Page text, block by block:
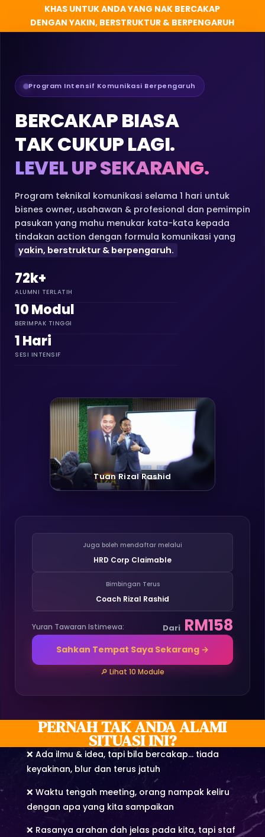
KHAS UNTUK ANDA YANG NAK BERCAKAP
DENGAN YAKIN, BERSTRUKTUR & BERPENGARUH
Program Intensif Komunikasi Berpengaruh
BERCAKAP BIASA
TAK CUKUP LAGI.
LEVEL UP SEKARANG.
Program teknikal komunikasi selama 1 hari untuk
bisnes owner, usahawan & profesional dan pemimpin
pasukan yang mahu menukar kata-kata kepada
tindakan action dengan formula komunikasi yang
yakin, berstruktur & berpengaruh.
72k+
ALUMNI TERLATIH
10 Modul
BERIMPAK TINGGI
1 Hari
SESI INTENSIF
Tuan Rizal Rashid
Juga boleh mendaftar melalui
HRD Corp Claimable
Bimbingan Terus
Coach Rizal Rashid
Yuran Tawaran Istimewa: Dari RM158
Sahkan Tempat Saya Sekarang →
🔎 Lihat 10 Module
PERNAH TAK ANDA ALAMI
SITUASI INI?
❌ Ada ilmu & idea, tapi bila bercakap… tiada
keyakinan, blur dan terus jatuh
❌ Waktu tengah meeting, orang nampak keliru
dengan apa yang kita sampaikan
❌ Rasanya arahan dah jelas pada kita, tapi staf